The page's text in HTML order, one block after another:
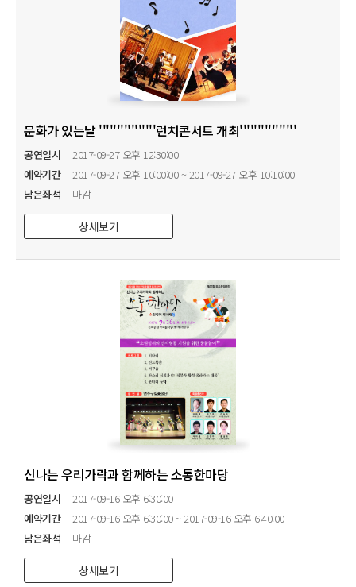
문화가 있는날 ''''''''''''''''런치콘서트 개최''''''''''''''''
공연일시
2017-09-27 오후 12:30:00
예약기간
2017-09-27 오후 10:00:00 ~ 2017-09-27 오후 10:10:00
남은좌석
마감
상세보기
신나는 우리가락과 함께하는 소통한마당
공연일시
2017-09-16 오후 6:30:00
예약기간
2017-09-16 오후 6:30:00 ~ 2017-09-16 오후 6:40:00
남은좌석
마감
상세보기